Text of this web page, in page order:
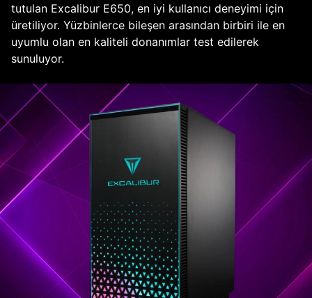
tutulan Excalibur E650, en iyi kullanıcı deneyimi için
üretiliyor. Yüzbinlerce bileşen arasından birbiri ile en
uyumlu olan en kaliteli donanımlar test edilerek
sunuluyor.